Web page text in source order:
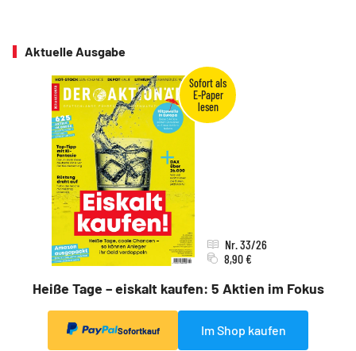
Aktuelle Ausgabe
Heiße Tage – eiskalt kaufen: 5 Aktien im Fokus
Nr. 33/26
8,90 €
Sofortkauf Im Shop kaufen